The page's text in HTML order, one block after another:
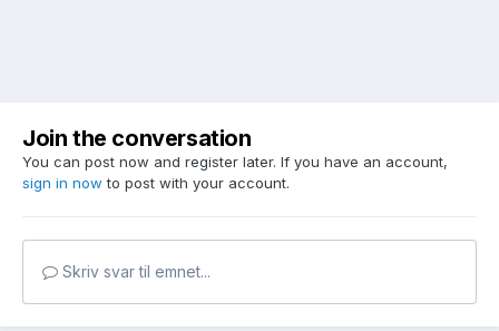
Join the conversation
You can post now and register later. If you have an account,
sign in now to post with your account.
Skriv svar til emnet...